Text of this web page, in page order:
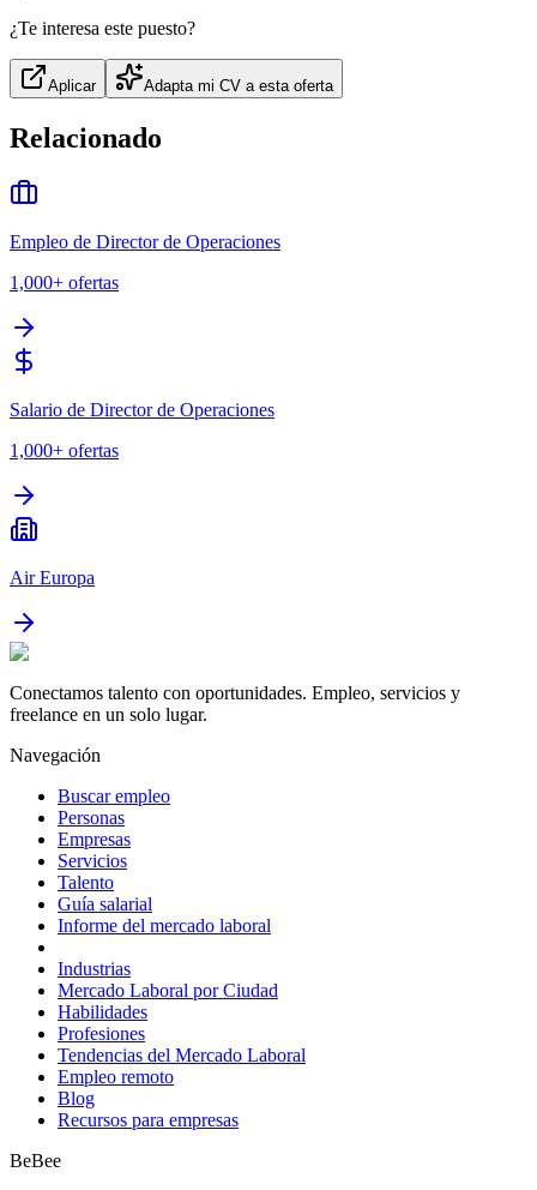
¿Te interesa este puesto?
Aplicar Adapta mi CV a esta oferta
Relacionado
Empleo de Director de Operaciones
1,000+ ofertas
Salario de Director de Operaciones
1,000+ ofertas
Air Europa
Conectamos talento con oportunidades. Empleo, servicios y
freelance en un solo lugar.
Navegación
Buscar empleo
Personas
Empresas
Servicios
Talento
Guía salarial
Informe del mercado laboral
Industrias
Mercado Laboral por Ciudad
Habilidades
Profesiones
Tendencias del Mercado Laboral
Empleo remoto
Blog
Recursos para empresas
BeBee